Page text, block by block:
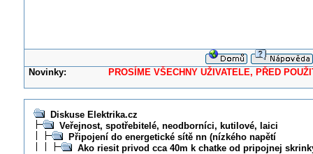
Novinky: PROSÍME VŠECHNY UŽIVATELE, PŘED
Diskuse Elektrika.cz
Veřejnost, spotřebitelé, neodborníci, kutilové, laici
Připojení do energetické sítě nn (nízkého napětí
Ako riesit privod cca 40m k chatke od pripojnej